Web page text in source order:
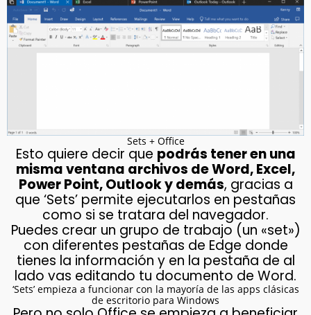
Sets + Office
Esto quiere decir que podrás tener en una
misma ventana archivos de Word, Excel,
Power Point, Outlook y demás, gracias a
que ‘Sets’ permite ejecutarlos en pestañas
como si se tratara del navegador.
Puedes crear un grupo de trabajo (un «set»)
con diferentes pestañas de Edge donde
tienes la información y en la pestaña de al
lado vas editando tu documento de Word.
‘Sets’ empieza a funcionar con la mayoría de las apps clásicas
de escritorio para Windows